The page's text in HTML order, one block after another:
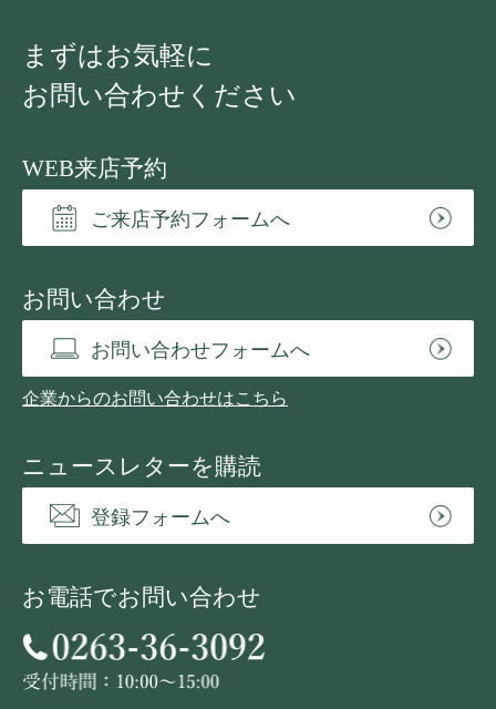
まずはお気軽に
お問い合わせください
WEB来店予約
ご来店予約フォームへ
お問い合わせ
お問い合わせフォームへ
企業からのお問い合わせはこちら
ニュースレターを購読
登録フォームへ
お電話でお問い合わせ